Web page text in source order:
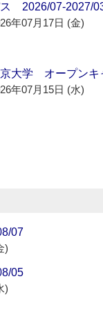
2026/07-2027/
年07月17日 (金)
大学 オープン
年07月15日 (水)
07
)
05
)